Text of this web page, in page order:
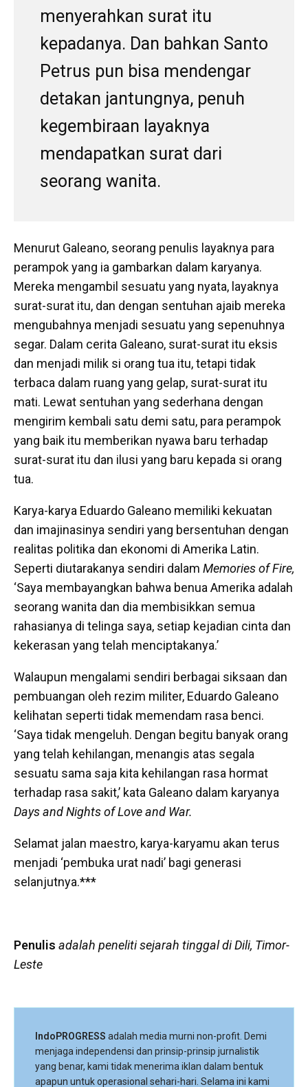
menyerahkan surat itu
kepadanya. Dan bahkan Santo
Petrus pun bisa mendengar
detakan jantungnya, penuh
kegembiraan layaknya
mendapatkan surat dari
seorang wanita.
Menurut Galeano, seorang penulis layaknya para
perampok yang ia gambarkan dalam karyanya.
Mereka mengambil sesuatu yang nyata, layaknya
surat-surat itu, dan dengan sentuhan ajaib mereka
mengubahnya menjadi sesuatu yang sepenuhnya
segar. Dalam cerita Galeano, surat-surat itu eksis
dan menjadi milik si orang tua itu, tetapi tidak
terbaca dalam ruang yang gelap, surat-surat itu
mati. Lewat sentuhan yang sederhana dengan
mengirim kembali satu demi satu, para perampok
yang baik itu memberikan nyawa baru terhadap
surat-surat itu dan ilusi yang baru kepada si orang
tua.
Karya-karya Eduardo Galeano memiliki kekuatan
dan imajinasinya sendiri yang bersentuhan dengan
realitas politika dan ekonomi di Amerika Latin.
Seperti diutarakanya sendiri dalam Memories of Fire,
‘Saya membayangkan bahwa benua Amerika adalah
seorang wanita dan dia membisikkan semua
rahasianya di telinga saya, setiap kejadian cinta dan
kekerasan yang telah menciptakanya.’
Walaupun mengalami sendiri berbagai siksaan dan
pembuangan oleh rezim militer, Eduardo Galeano
kelihatan seperti tidak memendam rasa benci.
‘Saya tidak mengeluh. Dengan begitu banyak orang
yang telah kehilangan, menangis atas segala
sesuatu sama saja kita kehilangan rasa hormat
terhadap rasa sakit,’ kata Galeano dalam karyanya
Days and Nights of Love and War.
Selamat jalan maestro, karya-karyamu akan terus
menjadi ‘pembuka urat nadi’ bagi generasi
selanjutnya.***
Penulis adalah peneliti sejarah tinggal di Dili, Timor-
Leste
IndoPROGRESS adalah media murni non-profit. Demi
menjaga independensi dan prinsip-prinsip jurnalistik
yang benar, kami tidak menerima iklan dalam bentuk
apapun untuk operasional sehari-hari. Selama ini kami